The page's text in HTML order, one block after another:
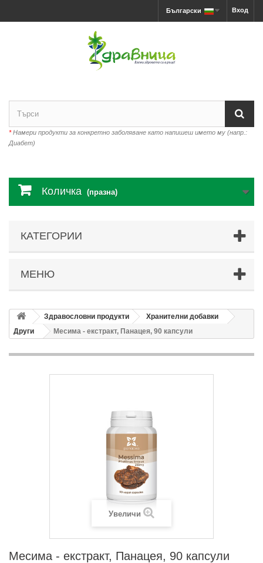
Вход
Български
*Намери продукти за конкретно заболяване като напишеш името му (напр.:
Диабет)
Количка (празна)
КАТЕГОРИИ
МЕНЮ
Здравословни продукти
Хранителни добавки
Други
Месима - екстракт, Панацея, 90 капсули
Увеличи
Месима - екстракт, Панацея, 90 капсули